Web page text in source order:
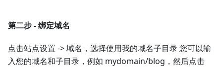
第二步 - 绑定域名
点击站点设置 -> 域名，选择使用我的域名子目录 您可以输
入您的域名和子目录，例如 mydomain/blog，然后点击